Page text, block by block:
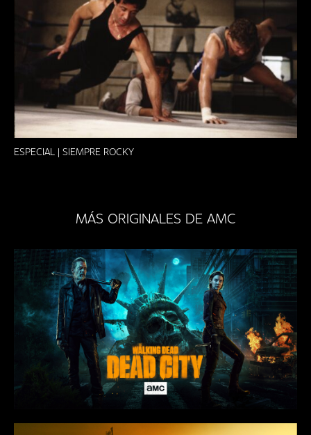
ESPECIAL | SIEMPRE ROCKY
MÁS ORIGINALES DE AMC